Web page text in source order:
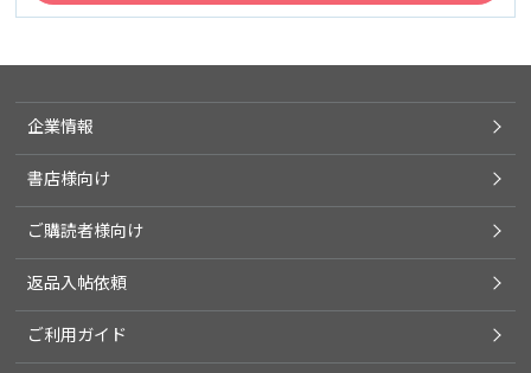
企業情報
書店様向け
ご購読者様向け
返品入帖依頼
ご利用ガイド